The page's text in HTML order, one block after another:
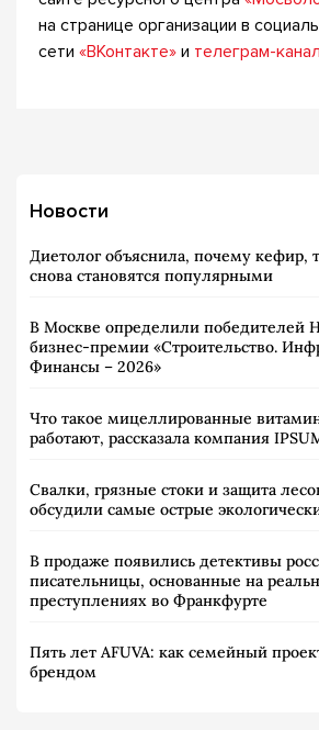
на странице организации в
сети «ВКонтакте» и телеграм-
Новости
Диетолог объяснила, почему кефир,
снова становятся популярными
В Москве определили победителей
бизнес-премии «Строительство.
Финансы – 2026»
Что такое мицеллированные
работают, рассказала компания
Свалки, грязные стоки и защита
обсудили самые острые
В продаже появились детективы
писательницы, основанные на
преступлениях во Франкфурте
Пять лет AFUVA: как семейный
брендом